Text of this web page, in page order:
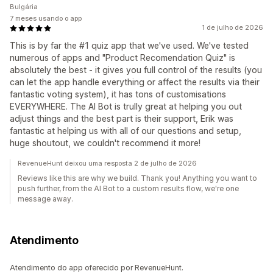
1 de julho de 2026
This is by far the #1 quiz app that we've used. We've tested
numerous of apps and "Product Recomendation Quiz" is
absolutely the best - it gives you full control of the results (you
can let the app handle everything or affect the results via their
fantastic voting system), it has tons of customisations
EVERYWHERE. The AI Bot is trully great at helping you out
adjust things and the best part is their support, Erik was
fantastic at helping us with all of our questions and setup,
huge shoutout, we couldn't recommend it more!
Bulgária
7 meses usando o app
RevenueHunt deixou uma resposta 2 de julho de 2026
Reviews like this are why we build. Thank you! Anything you want to
push further, from the AI Bot to a custom results flow, we're one
message away.
Atendimento
Atendimento do app oferecido por RevenueHunt.